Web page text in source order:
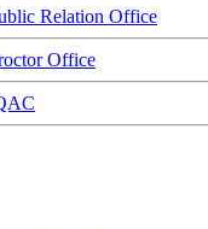
Relation Office
Office